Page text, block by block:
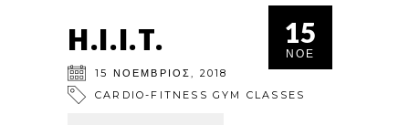
15
ΝΟΈ
H.I.I.T.
15 ΝΟΈΜΒΡΙΟΣ
2018
CARDIO-FITNESS GYM CLASSES